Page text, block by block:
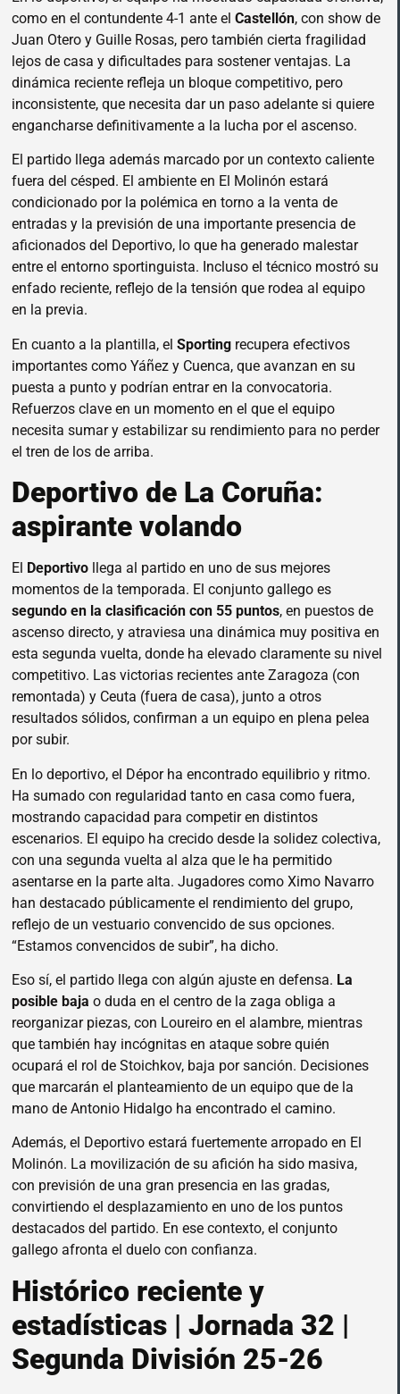
como en el contundente 4-1 ante el Castellón, con show de
Juan Otero y Guille Rosas, pero también cierta fragilidad
lejos de casa y dificultades para sostener ventajas. La
dinámica reciente refleja un bloque competitivo, pero
inconsistente, que necesita dar un paso adelante si quiere
engancharse definitivamente a la lucha por el ascenso.
El partido llega además marcado por un contexto caliente
fuera del césped. El ambiente en El Molinón estará
condicionado por la polémica en torno a la venta de
entradas y la previsión de una importante presencia de
aficionados del Deportivo, lo que ha generado malestar
entre el entorno sportinguista. Incluso el técnico mostró su
enfado reciente, reflejo de la tensión que rodea al equipo
en la previa.
En cuanto a la plantilla, el Sporting recupera efectivos
importantes como Yáñez y Cuenca, que avanzan en su
puesta a punto y podrían entrar en la convocatoria.
Refuerzos clave en un momento en el que el equipo
necesita sumar y estabilizar su rendimiento para no perder
el tren de los de arriba.
Deportivo de La Coruña:
aspirante volando
El Deportivo
llega al partido en uno de sus mejores
momentos de la temporada. El conjunto gallego es
segundo en la clasificación con 55 puntos, en puestos de
ascenso directo, y atraviesa una dinámica muy positiva en
esta segunda vuelta, donde ha elevado claramente su nivel
competitivo. Las victorias recientes ante Zaragoza (con
remontada) y Ceuta (fuera de casa), junto a otros
resultados sólidos, confirman a un equipo en plena pelea
por subir.
En lo deportivo, el Dépor ha encontrado equilibrio y ritmo.
Ha sumado con regularidad tanto en casa como fuera,
mostrando capacidad para competir en distintos
escenarios. El equipo ha crecido desde la solidez colectiva,
con una segunda vuelta al alza que le ha permitido
asentarse en la parte alta. Jugadores como Ximo Navarro
han destacado públicamente el rendimiento del grupo,
reflejo de un vestuario convencido de sus opciones.
“Estamos convencidos de subir”, ha dicho.
Eso sí, el partido llega con algún ajuste en defensa. La
posible baja o duda en el centro de la zaga obliga a
reorganizar piezas, con Loureiro en el alambre, mientras
que también hay incógnitas en ataque sobre quién
ocupará el rol de Stoichkov, baja por sanción. Decisiones
que marcarán el planteamiento de un equipo que de la
mano de Antonio Hidalgo ha encontrado el camino.
Además, el Deportivo estará fuertemente arropado en El
Molinón. La movilización de su afición ha sido masiva,
con previsión de una gran presencia en las gradas,
convirtiendo el desplazamiento en uno de los puntos
destacados del partido. En ese contexto, el conjunto
gallego afronta el duelo con confianza.
Histórico reciente y
estadísticas | Jornada 32 |
Segunda División 25-26